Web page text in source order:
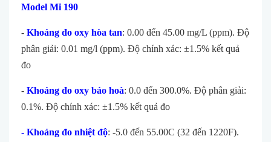
Model Mi 190
- Khoảng đo oxy hòa tan: 0.00 đến 45.00 mg/L (ppm). Độ
phân giải: 0.01 mg/l (ppm). Độ chính xác: ±1.5% kết quả
đo
- Khoảng đo oxy bảo hoà: 0.0 đến 300.0%. Độ phân giải:
0.1%. Độ chính xác: ±1.5% kết quả đo
- Khoảng đo nhiệt độ: -5.0 đến 55.00C (32 đến 1220F).